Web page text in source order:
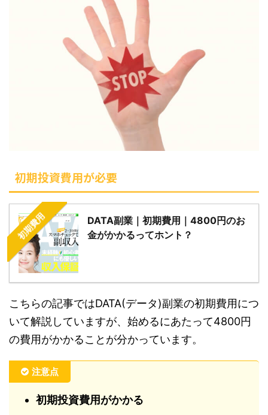
初期投資費用が必要
初期費用
DATA副業｜初期費用｜4800円のお
金がかかるってホント？
こちらの記事ではDATA(データ)副業の初期費用につ
いて解説していますが、始めるにあたって4800円
の費用がかかることが分かっています。
注意点
初期投資費用がかかる